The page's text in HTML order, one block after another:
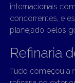
internacionais
concorrentes, e
planejado pelos
Refinaria
Tudo começou a